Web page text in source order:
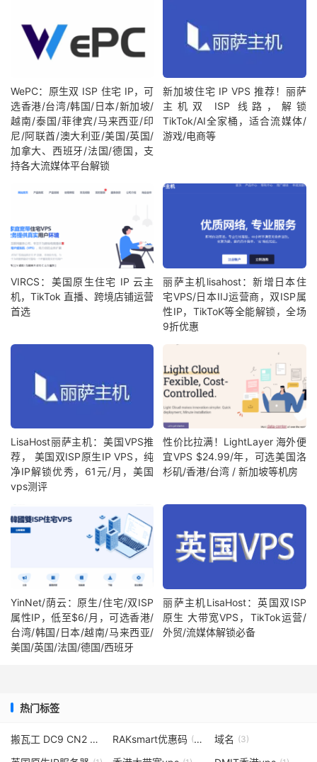
WePC：原生双 ISP 住宅 IP，可
选香港/台湾/韩国/日本/新加坡/
越南/泰国/菲律宾/马来西亚/印
尼/阿联酋/澳大利亚/美国/英国/
加拿大、西班牙/法国/德国，支
持各大流媒体平台解锁
新加坡住宅 IP VPS 推荐！丽萨
主机双 ISP 线路，解锁
TikTok/AI全家桶，适合流媒体/
游戏/电商等
VIRCS：美国原生住宅 IP 云主
机，TikTok 直播、跨境店铺运营
首选
丽萨主机lisahost：新增日本住
宅VPS/日本IIJ运营商，双ISP属
性IP，TikToK等全能解锁，全场
9折优惠
LisaHost丽萨主机：美国VPS推
荐， 美国双ISP原生IP VPS，纯
净IP解锁优秀，61元/月，美国
vps测评
性价比拉满！LightLayer 海外便
宜VPS $24.99/年，可选美国洛
杉矶/香港/台湾 / 新加坡等机房
YinNet/荫云：原生/住宅/双ISP
属性IP，低至$6/月，可选香港/
台湾/韩国/日本/越南/马来西亚/
美国/英国/法国/德国/西班牙
丽萨主机LisaHost：英国双ISP
原生 大带宽VPS，TikTok运营/
外贸/流媒体解锁必备
热门标签
搬瓦工 DC9 CN2 GIA (4)
RAKsmart优惠码 (11) 域名 (3)